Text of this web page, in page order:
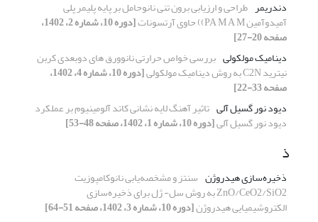
دندریمر طراحی و ارزیابی برون تنی نانوحامل بر پایه پلیمر پلی
آمیدوآمین PA M A M)) حاوی آرتسونات [دوره 10، شماره 2، 1402،
صفحه 20-27]
دینامیک مولکولی بررسی خواص حرارتی نانوورق های دوبعدی کربن
نیترید C2N به روش دینامیک مولکولی [دوره 10، شماره 4، 1402،
صفحه 33-22]
دیود نور گسیل آلی تاثیر آهنگ لایه نشانی کاتد آلومینیوم بر عملکرد
دیود نور گسیل آلی[دوره 10، شماره 1، 1402، صفحه 48-53]
ذ
ذخیره‌سازی هیدروژن سنتز و مشخصه‌یابی نانوکامپوزیت
ZnO/CeO2/SiO2 به روش‌ سل- ژل برای ذخیره‌سازی
الکتروشیمیایی هیدروژن[دوره 10، شماره 3، 1402، صفحه 51-64]